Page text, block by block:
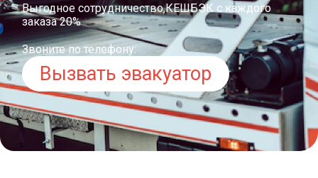
Выгодное сотрудничество,КЕШБЭК с каждого
заказа 20%
Звоните по телефону:
Вызвать эвакуатор